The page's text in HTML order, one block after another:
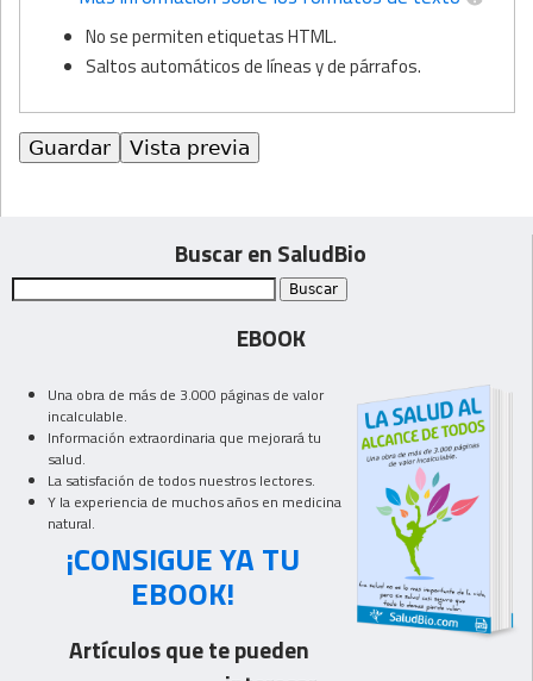
No se permiten etiquetas HTML.
Saltos automáticos de líneas y de párrafos.
Buscar en SaludBio
EBOOK
Una obra de más de 3.000 páginas de valor
incalculable.
Información extraordinaria que mejorará tu
salud.
La satisfación de todos nuestros lectores.
Y la experiencia de muchos años en medicina
natural.
¡CONSIGUE YA TU
EBOOK!
Artículos que te pueden